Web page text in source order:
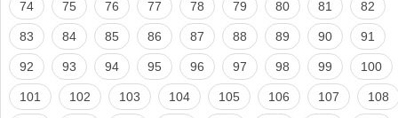
74 75 76 77 78 79 80 81 82
83 84 85 86 87 88 89 90 91
92 93 94 95 96 97 98 99 100
101 102 103 104 105 106 107 108